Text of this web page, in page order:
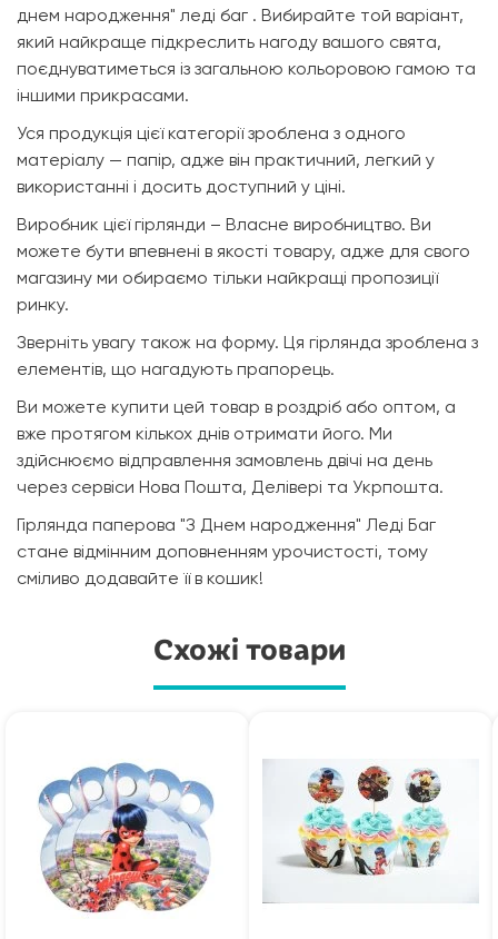
днем народження" леді баг . Вибирайте той варіант,
який найкраще підкреслить нагоду вашого свята,
поєднуватиметься із загальною кольоровою гамою та
іншими прикрасами.
Уся продукція цієї категорії зроблена з одного
матеріалу — папір, адже він практичний, легкий у
використанні і досить доступний у ціні.
Виробник цієї гірлянди – Власне виробництво. Ви
можете бути впевнені в якості товару, адже для свого
магазину ми обираємо тільки найкращі пропозиції
ринку.
Зверніть увагу також на форму. Ця гірлянда зроблена з
елементів, що нагадують прапорець.
Ви можете купити цей товар в роздріб або оптом, а
вже протягом кількох днів отримати його. Ми
здійснюємо відправлення замовлень двічі на день
через сервіси Нова Пошта, Делівері та Укрпошта.
Гірлянда паперова "З Днем народження" Леді Баг
стане відмінним доповненням урочистості, тому
сміливо додавайте її в кошик!
Схожі товари